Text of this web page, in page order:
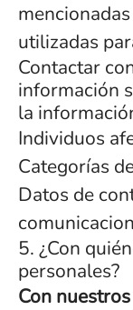
utilizadas
Contactar
información
la
Individuos
Categorías
Datos de
5. ¿Con
personales?
Con